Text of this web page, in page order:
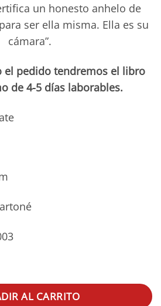
un honesto anhelo de
ser ella misma. Ella es su
cámara”.
el pedido tendremos el libro
de 4-5 días laborables.
AL CARRITO